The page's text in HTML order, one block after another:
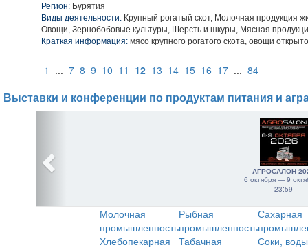
Регион: Бурятия
Виды деятельности: Крупный рогатый скот, Молочная продукция
Овощи, Зернобобовые культуры, Шерсть и шкуры, Мясная
Краткая информация: мясо крупного рогатого скота, овощи
1 ... 7 8 9 10 11 12 13 14 15 16 17 ... 84
Выставки и конференции по продуктам питания и
АГРОСАЛОН
6 октября — 9
23:59
Молочная
промышленность
Рыбная
промышленность
Сахарная
Хлебопекарная
Табачная
Соки,